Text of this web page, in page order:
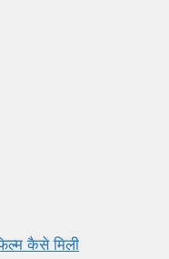
कैसे मिली